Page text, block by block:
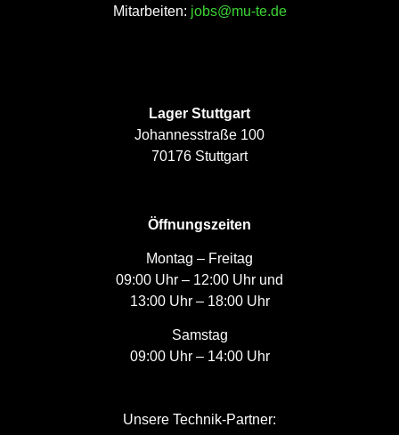
Mitarbeiten: jobs@mu-te.de
Lager Stuttgart
Johannesstraße 100
70176 Stuttgart
Öffnungszeiten
Montag – Freitag
09:00 Uhr – 12:00 Uhr und
13:00 Uhr – 18:00 Uhr
Samstag
09:00 Uhr – 14:00 Uhr
Unsere Technik-Partner: